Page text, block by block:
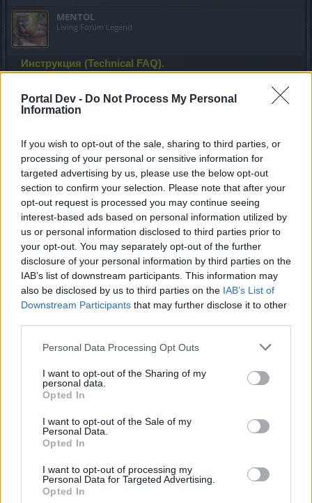
Portal Dev - Do Not Process My Personal
Information
If you wish to opt-out of the sale, sharing to third parties, or
processing of your personal or sensitive information for
targeted advertising by us, please use the below opt-out
section to confirm your selection. Please note that after your
opt-out request is processed you may continue seeing
interest-based ads based on personal information utilized by
us or personal information disclosed to third parties prior to
your opt-out. You may separately opt-out of the further
disclosure of your personal information by third parties on the
IAB’s list of downstream participants. This information may
also be disclosed by us to third parties on the IAB’s List of
Downstream Participants that may further disclose it to other
Personal Data Processing Opt Outs
I want to opt-out of the Sharing of my
personal data.
Opted In
I want to opt-out of the Sale of my
Personal Data.
Opted In
I want to opt-out of processing my
Personal Data for Targeted Advertising.
Opted In
MENTOL
Living Forum Legend
Инструкция (Technical FAQ).
Рассмотрим самые простые способы
размещения скриншотов игры или других
1.С помощью любой поисковой системы ищем какой
понравитсяфотохостингхранения картинок и
фотографий. Все фотохостинги приблизительно
одинаковые, и различия между ними в принципах
работы незначительны.
Наиболее популярные поисковые системы этоGoogle
Яндекс,Рамблер. Но можно воспользоваться любой
поисковой системой.
Единственное пожелание к фотохостингу, это чтобы
срок хранения картинок по умолчанию был не меньше
года. Год вполне достаточно, поскольку за это время
может стать уже неактуальным.
Обычно фотохостинги содержат три основные
функции:
- Выбрать нужные файлы картинок или фотографий.
(Если мы хотим разместить скриншоты из игры,
файлы». Название функции загрузки файлов может
немного отличаться в зависимости от фотохостинга,
везде будет одинаковый).
- Загрузить на сервер.
- Получить необходимую ссылку для размещения на